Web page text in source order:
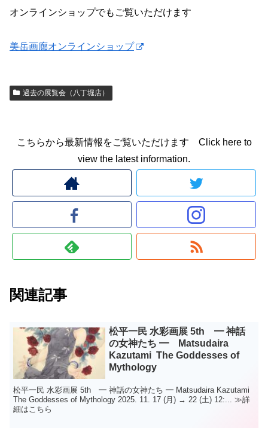
オンラインショップでもご覧いただけます
美岳画廊オンラインショップ
過去の展覧会（八丁堀店）
こちらから最新情報をご覧いただけます Click here to
view the latest information.
関連記事
松平一民 水彩画展 5th ━ 神話
の女神たち ━ Matsudaira
Kazutami The Goddesses of
Mythology
松平一民 水彩画展 5th ━ 神話の女神たち ━ Matsudaira Kazutami
The Goddesses of Mythology 2025. 11. 17 (月) → 22 (土) 12:... ≫詳
細はこちら